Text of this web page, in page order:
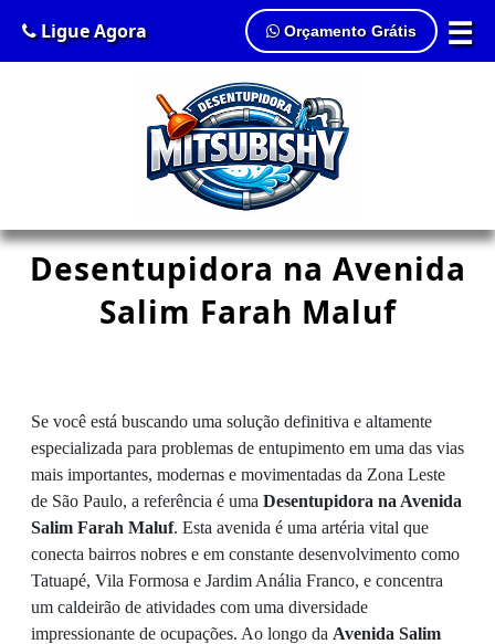
☰
Ligue Agora Orçamento Grátis
Desentupidora na Avenida
Salim Farah Maluf
Se você está buscando uma solução definitiva e altamente
especializada para problemas de entupimento em uma das vias
mais importantes, modernas e movimentadas da Zona Leste
de São Paulo, a referência é uma Desentupidora na Avenida
Salim Farah Maluf. Esta avenida é uma artéria vital que
conecta bairros nobres e em constante desenvolvimento como
Tatuapé, Vila Formosa e Jardim Anália Franco, e concentra
um caldeirão de atividades com uma diversidade
impressionante de ocupações. Ao longo da Avenida Salim